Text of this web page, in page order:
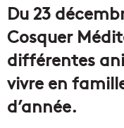
Du 23
Cosquer
différentes
vivre en
d’année.